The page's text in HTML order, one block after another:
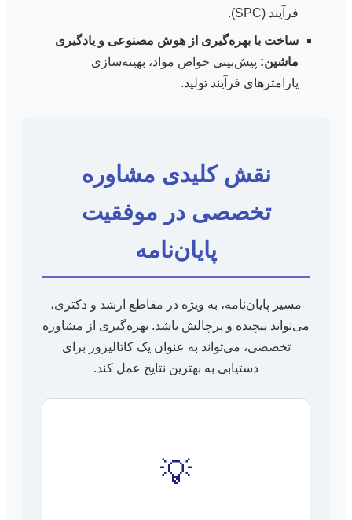
فرآیند (SPC).
ساخت با بهره‌گیری از هوش مصنوعی و یادگیری
ماشین: پیش‌بینی خواص مواد، بهینه‌سازی
پارامترهای فرآیند تولید.
نقش کلیدی مشاوره
تخصصی در موفقیت
پایان‌نامه
مسیر پایان‌نامه، به ویژه در مقاطع ارشد و دکتری،
می‌تواند پیچیده و پرچالش باشد. بهره‌گیری از مشاوره
تخصصی، می‌تواند به عنوان یک کاتالیزور برای
دستیابی به بهترین نتایج عمل کند.
💡